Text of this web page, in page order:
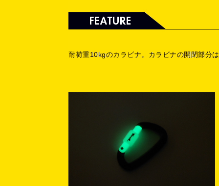
耐荷重10kgのカラビナ。カラビナの開閉部分